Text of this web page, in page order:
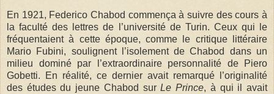
En 1921, Federico Chabod commença à suivre des cours à
la faculté des lettres de l’université de Turin. Ceux qui le
fréquentaient à cette époque, comme le critique littéraire
Mario Fubini, soulignent l’isolement de Chabod dans un
milieu dominé par l’extraordinaire personnalité de Piero
Gobetti. En réalité, ce dernier avait remarqué l’originalité
des études du jeune Chabod surLe Prince, à qui il avait